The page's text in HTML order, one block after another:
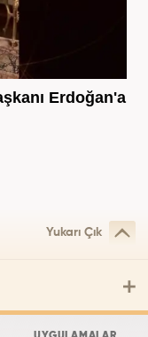
Erdoğan'a
Yukarı Çık